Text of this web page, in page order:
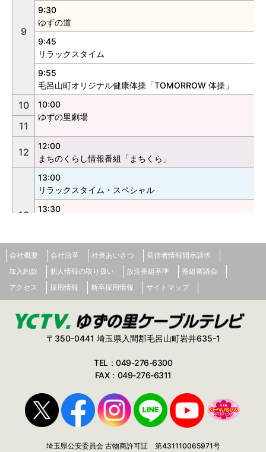
9
9:30
ゆずの道
9:45
リラックスタイム
9:55
毛呂山町オリジナル健康体操「TOMORROW 体操」
10
10:00
ゆずの里劇場
11
12
12:00
まちのくらし情報番組「まちくら」
13
13:00
リラックスタイム・スペシャル
13:30
町長に聞く（越生町）
14
14:00
野ばらの会 朗読の時間
14:30
彩の国ケーブルテレビ情報局
15:00
まるっと！（東松山ケーブルテレビ制作）
15:45
会社概要 会社沿革 社長あいさつ
発信者情報開示請求
加入約款
個人情報の取り扱い 放送番組基準
番組審議会
アクセス
採用情報 新卒採用情報 サイトマップ
〒350-0441 埼玉県入間郡毛呂山町岩井635-1
TEL：049-276-6300
FAX：049-276-6311
埼玉県公安委員会 古物商許可証 第431110065971号